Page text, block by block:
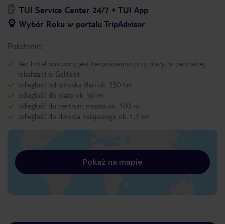
TUI Service Center 24/7 + TUI App
Wybór Roku w portalu TripAdvisor
Położenie:
Ten hotel położony jest bezpośrednio przy plaży, w centralnej
lokalizacji w Gallipoli.
odległość od lotniska Bari ok. 250 km
odległość do plaży ok. 50 m
odległość do centrum miasta ok. 100 m
odległość do dworca kolejowego ok. 1,1 km
Pokaż na mapie